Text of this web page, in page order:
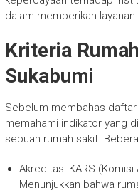
dalam memberikan
Kriteria
Sukabumi
Sebelum membahas
memahami indikator yang
sebuah rumah sakit.
Akreditasi KARS
Menunjukkan bahwa